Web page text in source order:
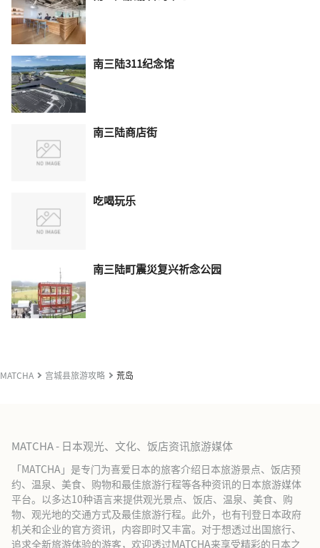
南三陆311纪念馆
南三陆商店街
吃喝玩乐
南三陆町震災复兴祈念公园
MATCHA 宫城县旅游攻略 荒岛
MATCHA - 日本观光、文化、饭店资讯旅游媒体
「MATCHA」是专门为喜爱日本的旅客介绍日本旅游景点、饭店预
约、温泉、美食、购物和最佳旅游行程等各种资讯的日本旅游媒体
平台。以多达10种语言来提供观光景点、饭店、温泉、美食、购
物、观光地的交通方式及最佳旅游行程。此外，也有刊登日本政府
机关和企业的官方资讯，内容即时又丰富。对于想透过出国旅行、
追求全新旅游体验的游客，欢迎透过MATCHA来享受精彩的日本之